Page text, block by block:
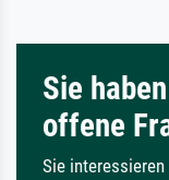
Sie
offene
Sie